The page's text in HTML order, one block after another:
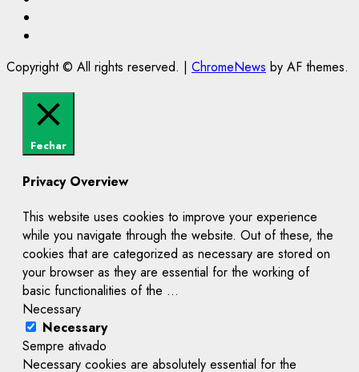
Copyright © All rights reserved. | ChromeNews by AF themes.
Fechar
Privacy Overview
This website uses cookies to improve your experience
while you navigate through the website. Out of these, the
cookies that are categorized as necessary are stored on
your browser as they are essential for the working of
basic functionalities of the ...
Necessary
Necessary
Sempre ativado
Necessary cookies are absolutely essential for the